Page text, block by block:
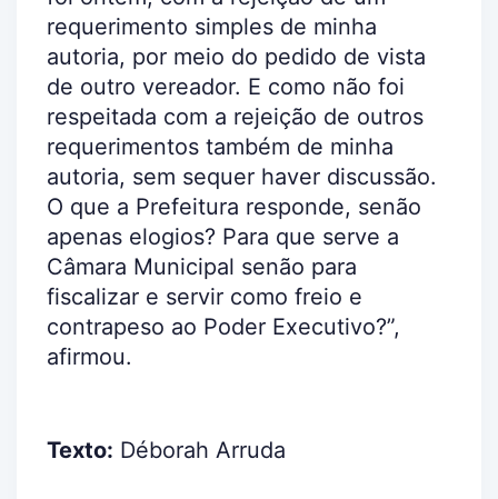
requerimento simples de minha
autoria, por meio do pedido de vista
de outro vereador. E como não foi
respeitada com a rejeição de outros
requerimentos também de minha
autoria, sem sequer haver discussão.
O que a Prefeitura responde, senão
apenas elogios? Para que serve a
Câmara Municipal senão para
fiscalizar e servir como freio e
contrapeso ao Poder Executivo?”,
afirmou.
Texto: Déborah Arruda